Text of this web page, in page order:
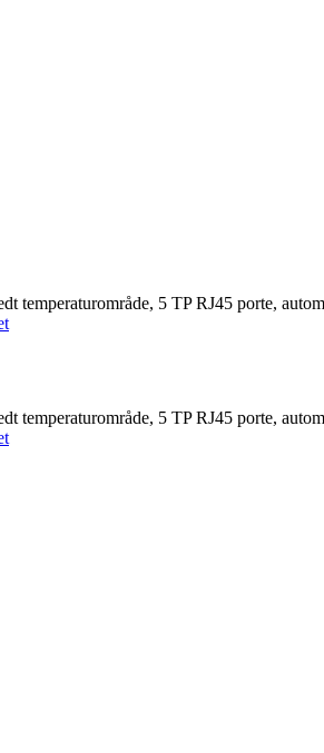
5 TP RJ45 porte,
5 TP RJ45 porte,